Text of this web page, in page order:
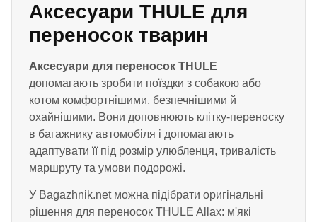
Аксесуари THULE для
переносок тварин
Аксесуари для переносок THULE
допомагають зробити поїздки з собакою або
котом комфортнішими, безпечнішими й
охайнішими. Вони доповнюють клітку-переноску
в багажнику автомобіля і допомагають
адаптувати її під розмір улюбленця, тривалість
маршруту та умови подорожі.
У Bagazhnik.net можна підібрати оригінальні
рішення для переносок THULE Allax: м'які